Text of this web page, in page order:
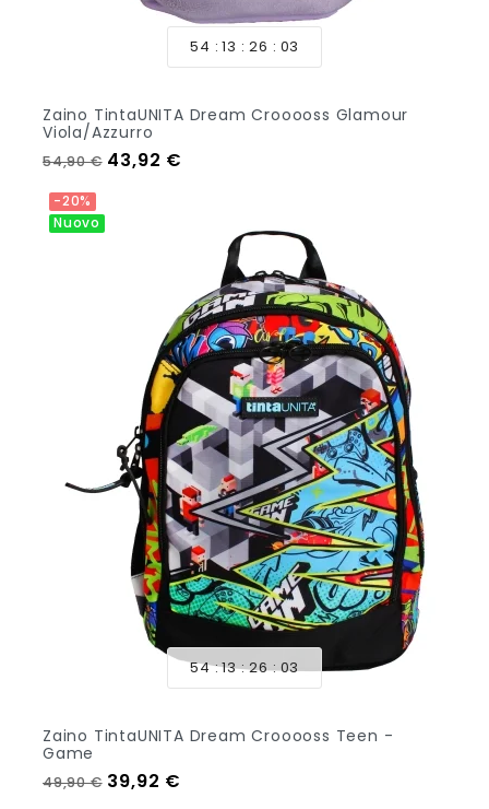
54 13 26 01
Zaino TintaUNITA Dream Crooooss Glamour
Viola/Azzurro
Prezzo regolare
54,90 € Prezzo
43,92 €
-20%
Nuovo
54 13 26 01
Zaino TintaUNITA Dream Crooooss Teen -
Game
Prezzo regolare
49,90 € Prezzo
39,92 €